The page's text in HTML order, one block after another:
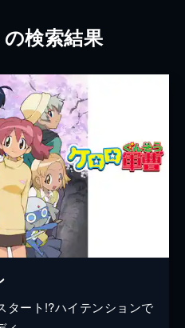
の検索結果
タート!?ハイテンションで